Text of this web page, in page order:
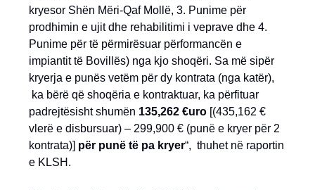
kryesor Shën Mëri-Qaf Mollë, 3. Punime për
prodhimin e ujit dhe rehabilitimi i veprave dhe 4.
Punime për të përmirësuar përformancën e
impiantit të Bovillës) nga kjo shoqëri. Sa më sipër
kryerja e punës vetëm për dy kontrata (nga katër),
ka bërë që shoqëria e kontraktuar, ka përfituar
padrejtësisht shumën 135,262 €uro [(435,162 €
vlerë e disbursuar) – 299,900 € (punë e kryer për 2
kontrata)] për punë të pa kryer“, thuhet në raportin
e KLSH.